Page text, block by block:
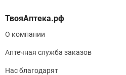
О компании
Аптечная служба заказов
Нас благодарят